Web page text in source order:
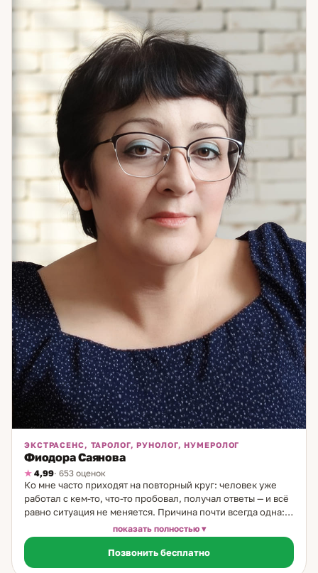
инструмент, которым я владею и который редко
встречается в практике — радиэстезия: работа с
маятником. Это метод для получения конкретных ответов
без интерпретаций. Использую его для оценки состояния,
подбора камней или эфирных масел, определения
благоприятного времени для важных действий. Особенно
ценен, когда нужен однозначный ответ, а не спектр
вероятностей. После разбора я предлагаю конкретный
следующий шаг: практику, медитацию, энергетическую
защиту или другой корректирующий метод, подобранный
под конкретную задачу. Это не дополнительная услуга —
это часть работы. Если вы хотите не просто понять
ситуацию, но и получить инструмент для её изменения —
приходите.
ЭКСТРАСЕНС, ТАРОЛОГ, РУНОЛОГ, НУМЕРОЛОГ
Фиодора Саянова
4,99· 653 оценок
Ко мне часто приходят на повторный круг: человек уже
работал с кем-то, что-то пробовал, получал ответы — и всё
равно ситуация не меняется. Причина почти всегда одна:
разбирали симптом, а не причину. Я работаю с причиной.
За 20 лет практики — с рождения в среде этих знаний, с
образованием психолога — я выстроила подход, в котором
несколько уровней диагностики работают вместе:
показать полностью
Позвонить бесплатно